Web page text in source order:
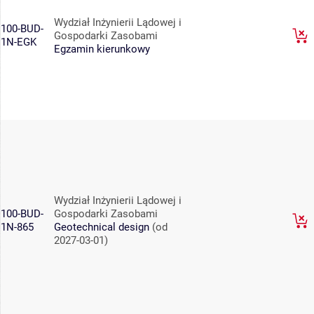
100-BUD-
1N-EGK
Wydział Inżynierii Lądowej i
Gospodarki Zasobami
Egzamin kierunkowy
100-BUD-
1N-865
Wydział Inżynierii Lądowej i
Gospodarki Zasobami
Geotechnical design (od
2027-03-01)